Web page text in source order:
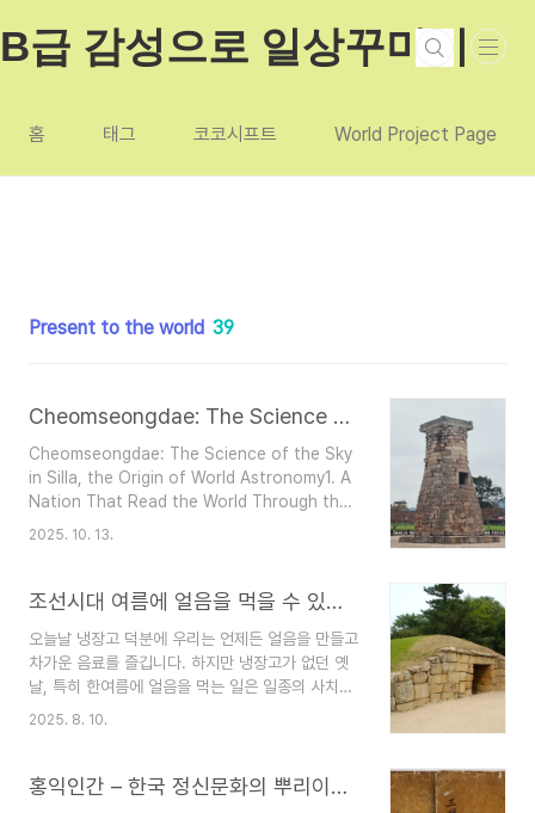
B급 감성으로 일상꾸미기
홈 태그 코코시프트 World Project Page
Present to the world 39
Cheomseongdae: The Science of the Sky in Silla, the Origin of World Astronomy
Cheomseongdae: The Science of the Sky
in Silla, the Origin of World Astronomy1. A
Nation That Read the World Through the
StarsStanding in the ancient capital of
reign of Queen Seondeok of Silla (AD
recognized as the oldest existing
astronomical observatory in the
world.Designated ..
2025. 10. 13.
조선시대 여름에 얼음을 먹을 수 있었을까? - 석빙고 이야기
오늘날 냉장고 덕분에 우리는 언제든 얼음을 만들고
차가운 음료를 즐깁니다. 하지만 냉장고가 없던 옛
날, 특히 한여름에 얼음을 먹는 일은 일종의 사치였
습니다. 놀랍게도 우리 조상들은 이미 오래전부터
庫) 입니다.석빙고란?석빙고는 겨울에 강이나 하천
2025. 8. 10.
홍익인간 – 한국 정신문화의 뿌리이자 한류가 세계에 통하는 이유